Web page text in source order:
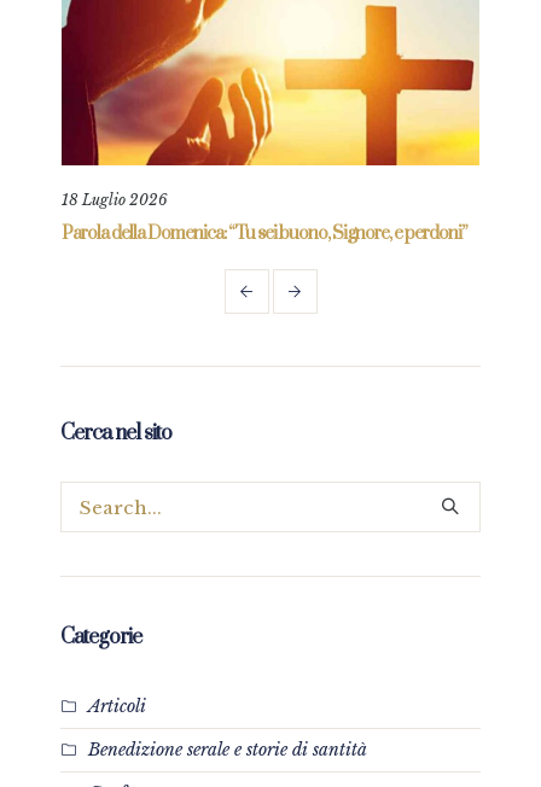
18 Luglio 2026
Parola della Domenica: “Tu sei buono, Signore, e perdoni”
Cerca nel sito
Categorie
Articoli
Benedizione serale e storie di santità